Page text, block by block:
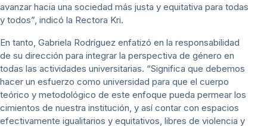
avanzar hacia una sociedad más justa y equitativa para todas
y todos”, indicó la Rectora Kri.
En tanto, Gabriela Rodríguez enfatizó en la responsabilidad
de su dirección para integrar la perspectiva de género en
todas las actividades universitarias. “Significa que debemos
hacer un esfuerzo como universidad para que el cuerpo
teórico y metodológico de este enfoque pueda permear los
cimientos de nuestra institución, y así contar con espacios
efectivamente igualitarios y equitativos, libres de violencia y